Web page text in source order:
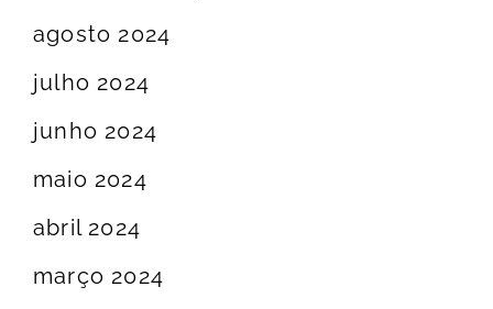
agosto 2024
julho 2024
junho 2024
maio 2024
abril 2024
março 2024